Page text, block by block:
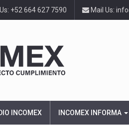
+52 664 627 7590 Mail Us:
INCOMEX INCOMEX INFORMA